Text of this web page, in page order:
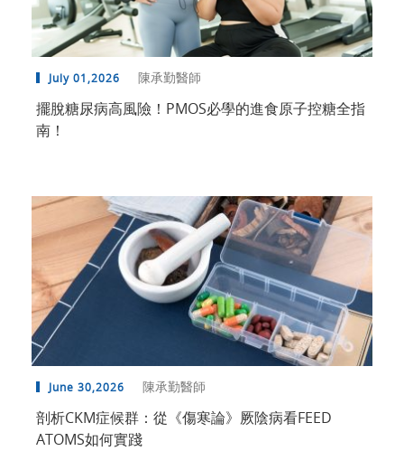
July 01,2026 陳承勤醫師
擺脫糖尿病高風險！PMOS必學的進食原子控糖全指
南！
June 30,2026 陳承勤醫師
剖析CKM症候群：從《傷寒論》厥陰病看FEED
ATOMS如何實踐